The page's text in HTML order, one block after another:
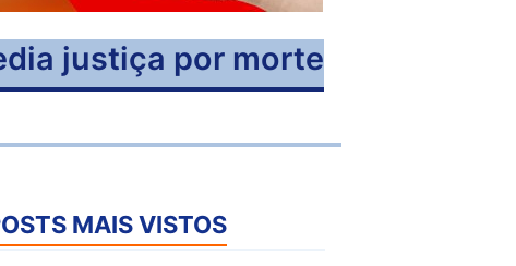
justiça por morte
MAIS VISTOS